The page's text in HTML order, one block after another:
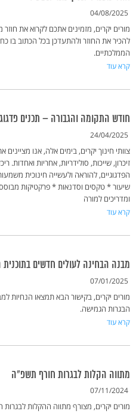
04/08/2025
מורים יקרים, מזמינים אתכם לקרוא את
להכיר את החוזר ולהתעדכן בכל הכתוב בו
הממלכתיים.
קרא עוד
חודש התקומה והגבורה – תכנים
24/04/2025
צוותי חינוך יקרים, בימים אלה, אנו
זיכרון, שייכות, סולידריות, אחריות ואחדות.
הפדגוגיים, להוראה ולעשייה חינוכית
שיעור * טקסים וסדנאות * פרקטיקות
ומדריכים למורה
קרא עוד
מבנה הבחינה לעולים חדשים
07/01/2025
מורים יקרים, בקישור הבא תמצאו הנחיות
הבגרות הגמישה.
קרא עוד
מתווה הקלות לבגרות חורף תשפ"ה
07/11/2024
מורים יקרים, מצורף מתווה ההקלות